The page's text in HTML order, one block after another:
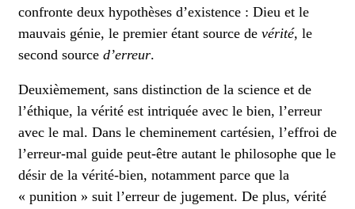
confronte deux hypothèses d’existence : Dieu et le
mauvais génie, le premier étant source de vérité, le
second source d’erreur.
Deuxièmement, sans distinction de la science et de
l’éthique, la vérité est intriquée avec le bien, l’erreur
avec le mal. Dans le cheminement cartésien, l’effroi de
l’erreur-mal guide peut-être autant le philosophe que le
désir de la vérité-bien, notamment parce que la
« punition » suit l’erreur de jugement. De plus, vérité